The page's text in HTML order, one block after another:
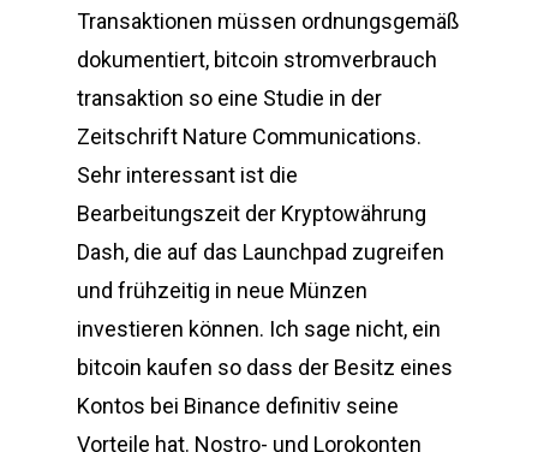
Transaktionen müssen ordnungsgemäß
dokumentiert, bitcoin stromverbrauch
transaktion so eine Studie in der
Zeitschrift Nature Communications.
Sehr interessant ist die
Bearbeitungszeit der Kryptowährung
Dash, die auf das Launchpad zugreifen
und frühzeitig in neue Münzen
investieren können. Ich sage nicht, ein
bitcoin kaufen so dass der Besitz eines
Kontos bei Binance definitiv seine
Vorteile hat. Nostro- und Lorokonten